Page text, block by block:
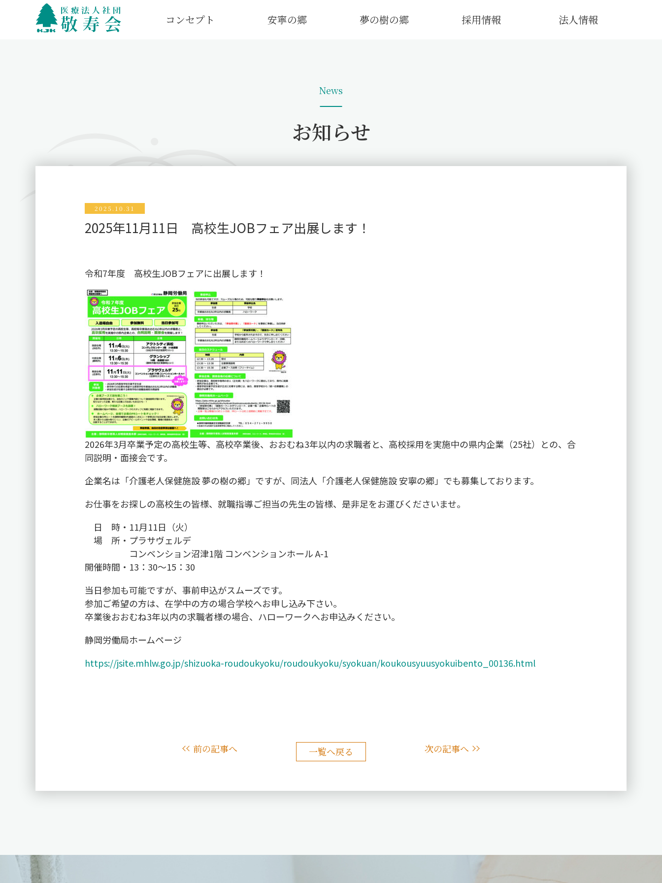
コンセプト 安寧の郷 夢の樹の郷 採用情報 法人情報
News
お知らせ
2025.10.31
2025年11月11日 高校生JOBフェア出展します！
令和7年度 高校生JOBフェアに出展します！
2026年3月卒業予定の高校生等、高校卒業後、おおむね3年以内の求職者と、高校採用を実施中の県内企業（25社）との、合
同説明・面接会です。
企業名は「介護老人保健施設 夢の樹の郷」ですが、同法人「介護老人保健施設 安寧の郷」でも募集しております。
お仕事をお探しの高校生の皆様、就職指導ご担当の先生の皆様、是非足をお運びくださいませ。
日 時・11月11日（火）
場 所・プラサヴェルデ
コンベンション沼津1階 コンベンションホール A-1
開催時間・13：30～15：30
当日参加も可能ですが、事前申込がスムーズです。
参加ご希望の方は、在学中の方の場合学校へお申し込み下さい。
卒業後おおむね3年以内の求職者様の場合、ハローワークへお申込みください。
静岡労働局ホームページ
https://jsite.mhlw.go.jp/shizuoka-roudoukyoku/roudoukyoku/syokuan/koukousyuusyokuibento_00136.html
前の記事へ 一覧へ戻る 次の記事へ